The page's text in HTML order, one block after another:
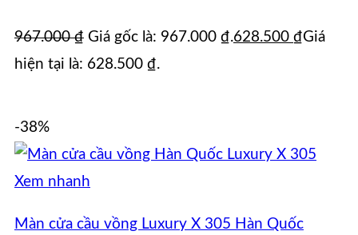
967.000₫ Giá gốc là: 967.000 ₫.628.500 ₫Giá
hiện tại là: 628.500 ₫.
-38%
Xem nhanh
Màn cửa cầu vồng Luxury X 305 Hàn Quốc